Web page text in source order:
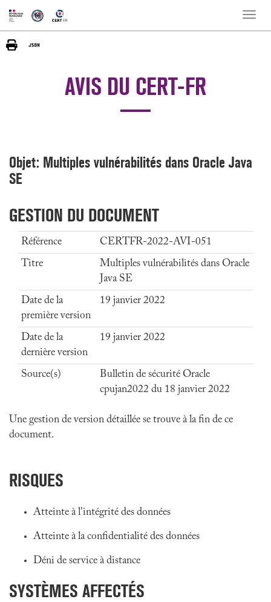
Toggle
AVIS DU CERT-FR
Objet: Multiples vulnérabilités dans Oracle Java
SE
GESTION DU DOCUMENT
Référence
CERTFR-2022-AVI-051
Titre
Multiples vulnérabilités dans Oracle
Java SE
Date de la
première version
19 janvier 2022
Date de la
dernière version
19 janvier 2022
Source(s)
Bulletin de sécurité Oracle
cpujan2022 du 18 janvier 2022
Une gestion de version détaillée se trouve à la fin de ce
document.
RISQUES
Atteinte à l'intégrité des données
Atteinte à la confidentialité des données
Déni de service à distance
SYSTÈMES AFFECTÉS